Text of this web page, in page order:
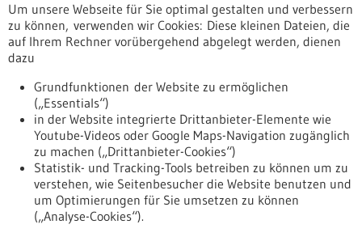
Erscheinungsdatum
Nach oben
Um unsere Webseite für Sie optimal gestalten und verbessern
zu können, verwenden wir Cookies: Diese kleinen Dateien, die
auf Ihrem Rechner vorübergehend abgelegt werden, dienen
dazu
Grundfunktionen der Website zu ermöglichen
(„Essentials“)
in der Website integrierte Drittanbieter-Elemente wie
Youtube-Videos oder Google Maps-Navigation zugänglich
zu machen („Drittanbieter-Cookies“)
Statistik- und Tracking-Tools betreiben zu können um zu
verstehen, wie Seitenbesucher die Website benutzen und
um Optimierungen für Sie umsetzen zu können
(„Analyse-Cookies“).